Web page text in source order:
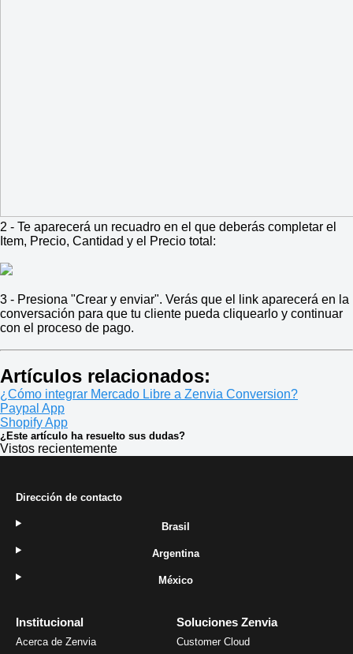
2 - Te aparecerá un recuadro en el que deberás completar el
Item, Precio, Cantidad y el Precio total:
3 - Presiona "Crear y enviar". Verás que el link aparecerá en la
conversación para que tu cliente pueda cliquearlo y continuar
con el proceso de pago.
Artículos relacionados:
¿Cómo integrar Mercado Libre a Zenvia Conversion?
Paypal App
Shopify App
¿Este artículo ha resuelto sus dudas?
Vistos recientemente
Institucional
Acerca de Zenvia
Soluciones Zenvia
Customer Cloud
Dirección de contacto
Brasil
Argentina
México